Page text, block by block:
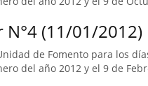
N°4 (11/01/2012)
de Fomento para los
del año 2012 y el 9 de